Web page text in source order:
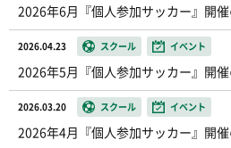
2026年6月『個人参加サッカー』開
2026.04.23 スクール イベント
2026年5月『個人参加サッカー』開
2026.03.20 スクール イベント
2026年4月『個人参加サッカー』開